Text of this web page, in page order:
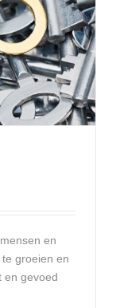
en
groeien en
en gevoed